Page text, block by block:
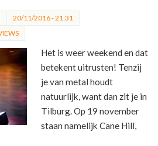
20/11/2016 - 21:31
Het is weer weekend en dat
betekent uitrusten! Tenzij
je van metal houdt
natuurlijk, want dan zit je in
Tilburg. Op 19 november
staan namelijk Cane Hill,